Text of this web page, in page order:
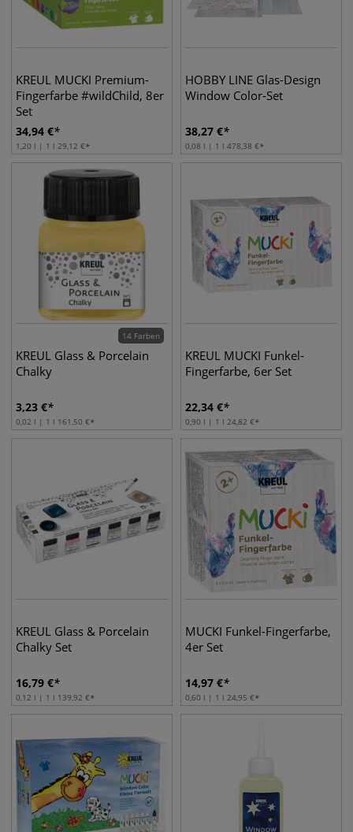
KREUL MUCKI Premium-
Fingerfarbe #wildChild, 8er
Set
34,94 €
1,20 l | 1 l 29,12 €
HOBBY LINE Glas-Design
Window Color-Set
38,27 €
0,08 l | 1 l 478,38 €
14 Farben
KREUL Glass & Porcelain
Chalky
3,23 €
0,02 l | 1 l 161,50 €
KREUL MUCKI Funkel-
Fingerfarbe, 6er Set
22,34 €
0,90 l | 1 l 24,82 €
KREUL Glass & Porcelain
Chalky Set
16,79 €
0,12 l | 1 l 139,92 €
MUCKI Funkel-Fingerfarbe,
4er Set
14,97 €
0,60 l | 1 l 24,95 €